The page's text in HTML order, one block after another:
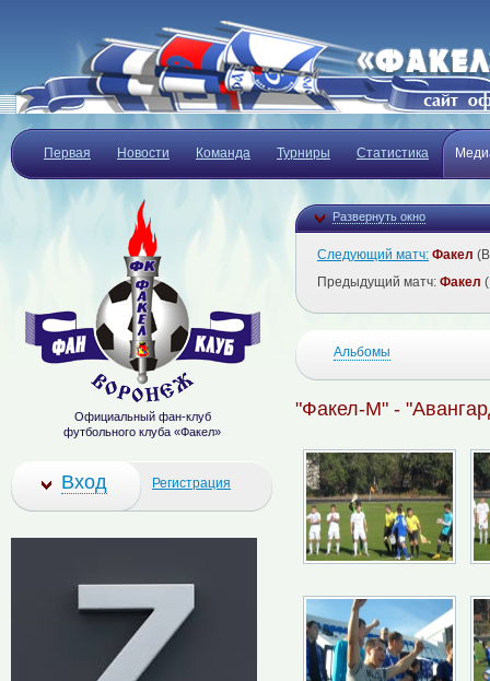
Первая Новости Команда Турниры Статистика
Развернуть окно
Следующий матч: Факел
Предыдущий матч: Факел
Альбомы
"Факел-М" -
Официальный фан-клуб
футбольного клуба «Факел»
Вход Регистрация